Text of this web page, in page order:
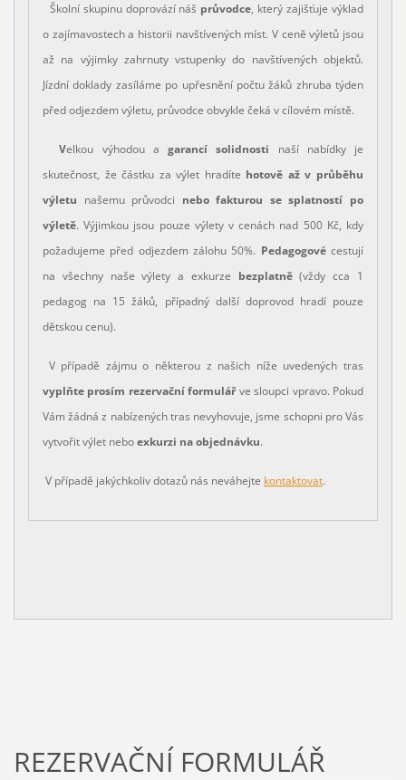
Školní skupinu doprovází náš průvodce, který zajišťuje výklad
o zajímavostech a historii navštívených míst. V ceně výletů jsou
až na výjimky zahrnuty vstupenky do navštívených objektů.
Jízdní doklady zasíláme po upřesnění počtu žáků zhruba týden
před odjezdem výletu, průvodce obvykle čeká v cílovém místě.
Velkou výhodou agarancí solidnosti naší nabídky je
skutečnost, že částku za výlet hradíte hotově až v průběhu
výletu našemu průvodci nebo fakturou se splatností po
výletě. Výjimkou jsou pouze výlety v cenách nad 500 Kč, kdy
požadujeme před odjezdem zálohu 50%. Pedagogovécestují
na všechny naše výlety a exkurze bezplatně(vždy cca 1
pedagog na 15 žáků, případný další doprovod hradí pouze
dětskou cenu).
V případě zájmu o některou z našich níže uvedených tras
vyplňte prosím rezervační formulářve sloupci vpravo. Pokud
Vám žádná z nabízených tras nevyhovuje, jsme schopni pro Vás
vytvořit výlet neboexkurzi na objednávku.
V případě jakýchkoliv dotazů nás neváhejte kontaktovat.
REZERVAČNÍ FORMULÁŘ